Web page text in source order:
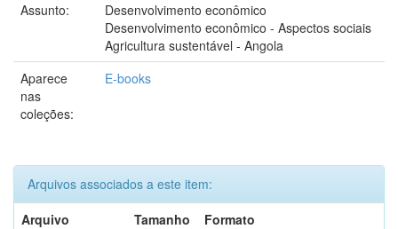
Assunto:
Desenvolvimento econômico
Desenvolvimento econômico - Aspectos sociais
Agricultura sustentável - Angola
Aparece
nas
coleções:
E-books
Arquivos associados a este item:
Arquivo
Tamanho
Formato